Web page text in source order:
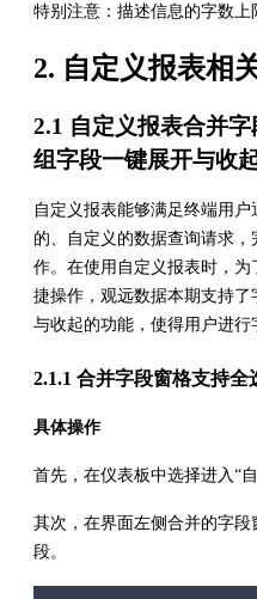
特别注意：描述信息的字数上
2. 自定义报表相
2.1 自定义报表合并
组字段一键展开与收
自定义报表能够满足终端用
的、自定义的数据查询请求
作。在使用自定义报表时，
捷操作，观远数据本期支持
与收起的功能，使得用户进行
2.1.1 合并字段窗格支持全
具体操作
首先，在仪表板中选择进入“
其次，在界面左侧合并的字段
段。